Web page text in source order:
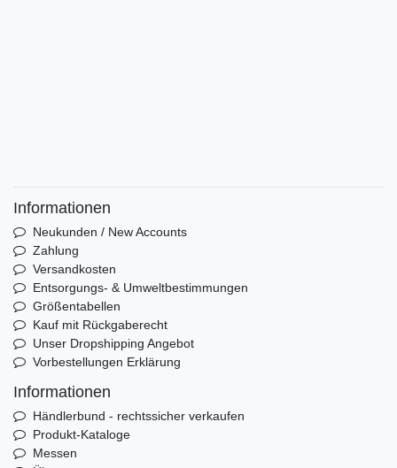
Informationen
Neukunden / New Accounts
Zahlung
Versandkosten
Entsorgungs- & Umweltbestimmungen
Größentabellen
Kauf mit Rückgaberecht
Unser Dropshipping Angebot
Vorbestellungen Erklärung
Informationen
Händlerbund - rechtssicher verkaufen
Produkt-Kataloge
Messen